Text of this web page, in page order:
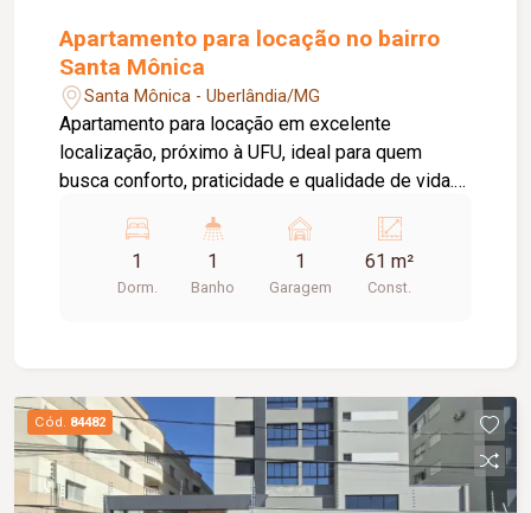
sua visita e entre em contato para mais
informações.
Apartamento para locação no bairro
Santa Mônica
Santa Mônica - Uberlândia/MG
Apartamento para locação em excelente
localização, próximo à UFU, ideal para quem
busca conforto, praticidade e qualidade de vida.
equipado com box em vidro temperado, armário e
espelho. Sala aconchegante para 02 ambientes,
com painel para TV, cozinha funcional com
1
Dorm.
1
Banho
1
Garagem
61 m²
Const.
Cód. 84482